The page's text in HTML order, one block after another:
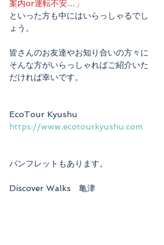
案内or運転不安…」
といった方も中にはいらっしゃるでし
ょう。
皆さんのお友達やお知り合いの方々に
そんな方がいらっしゃればご紹介いた
だければ幸いです。
EcoTour Kyushu
https://www.ecotourkyushu.com
パンフレットもあります。
Discover Walks　亀津